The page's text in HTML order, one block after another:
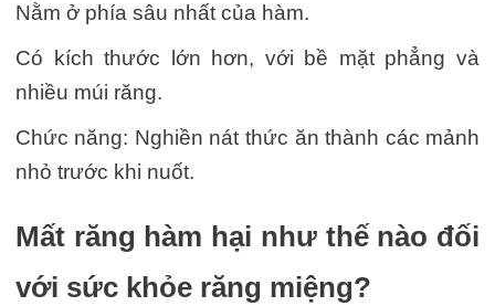
Nằm ở phía sâu nhất của hàm.
Có kích thước lớn hơn, với bề mặt phẳng và
nhiều múi răng.
Chức năng: Nghiền nát thức ăn thành các mảnh
nhỏ trước khi nuốt.
Mất răng hàm hại như thế nào đối
với sức khỏe răng miệng?